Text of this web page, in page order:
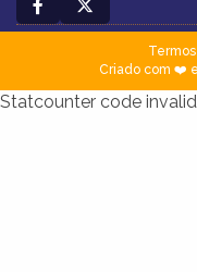
Termos|
Criado com ❤️
Statcounter code